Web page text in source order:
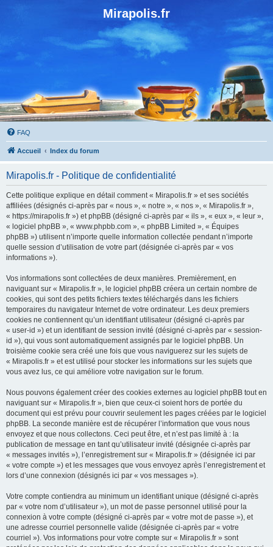
Mirapolis.fr
FAQ
Accueil Index du forum
Mirapolis.fr - Politique de confidentialité
Cette politique explique en détail comment « Mirapolis.fr » et ses sociétés
affiliées (désignés ci-après par « nous », « notre », « nos », « Mirapolis.fr »,
« https://mirapolis.fr ») et phpBB (désigné ci-après par « ils », « eux », « leur »,
« logiciel phpBB », « www.phpbb.com », « phpBB Limited », « Équipes
phpBB ») utilisent n’importe quelle information collectée pendant n’importe
quelle session d’utilisation de votre part (désignée ci-après par « vos
informations »).
Vos informations sont collectées de deux manières. Premièrement, en
naviguant sur « Mirapolis.fr », le logiciel phpBB créera un certain nombre de
cookies, qui sont des petits fichiers textes téléchargés dans les fichiers
temporaires du navigateur Internet de votre ordinateur. Les deux premiers
cookies ne contiennent qu’un identifiant utilisateur (désigné ci-après par
« user-id ») et un identifiant de session invité (désigné ci-après par « session-
id »), qui vous sont automatiquement assignés par le logiciel phpBB. Un
troisième cookie sera créé une fois que vous naviguerez sur les sujets de
« Mirapolis.fr » et est utilisé pour stocker les informations sur les sujets que
vous avez lus, ce qui améliore votre navigation sur le forum.
Nous pouvons également créer des cookies externes au logiciel phpBB tout en
naviguant sur « Mirapolis.fr », bien que ceux-ci soient hors de portée du
document qui est prévu pour couvrir seulement les pages créées par le logiciel
phpBB. La seconde manière est de récupérer l’information que vous nous
envoyez et que nous collectons. Ceci peut être, et n’est pas limité à : la
publication de message en tant qu’utilisateur invité (désignée ci-après par
« messages invités »), l’enregistrement sur « Mirapolis.fr » (désignée ici par
« votre compte ») et les messages que vous envoyez après l’enregistrement et
lors d’une connexion (désignés ici par « vos messages »).
Votre compte contiendra au minimum un identifiant unique (désigné ci-après
par « votre nom d’utilisateur »), un mot de passe personnel utilisé pour la
connexion à votre compte (désigné ci-après par « votre mot de passe »), et
une adresse courriel personnelle valide (désignée ci-après par « votre
courriel »). Vos informations pour votre compte sur « Mirapolis.fr » sont